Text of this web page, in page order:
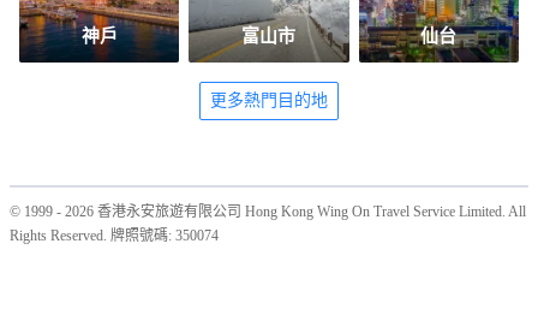
神戶 富山市 仙台
更多熱門目的地
© 1999 - 2026 香港永安旅遊有限公司 Hong Kong Wing On Travel Service Limited. All
Rights Reserved. 牌照號碼: 350074